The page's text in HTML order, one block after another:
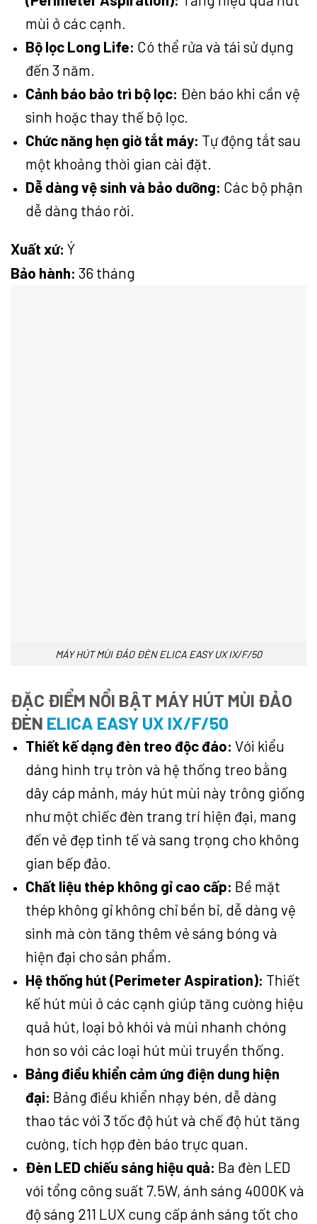
mùi ở các cạnh.
Bộ lọc Long Life: Có thể rửa và tái sử dụng
đến 3 năm.
Cảnh báo bảo trì bộ lọc: Đèn báo khi cần vệ
sinh hoặc thay thế bộ lọc.
Chức năng hẹn giờ tắt máy: Tự động tắt sau
một khoảng thời gian cài đặt.
Dễ dàng vệ sinh và bảo dưỡng: Các bộ phận
dễ dàng tháo rời.
Xuất xứ: Ý
Bảo hành: 36 tháng
MÁY HÚT MÙI ĐẢO ĐÈN ELICA EASY UX IX/F/50
ĐẶC ĐIỂM NỔI BẬT MÁY HÚT MÙI ĐẢO
ĐÈN ELICA EASY UX IX/F/50
Thiết kế dạng đèn treo độc đáo: Với kiểu
dáng hình trụ tròn và hệ thống treo bằng
dây cáp mảnh, máy hút mùi này trông giống
như một chiếc đèn trang trí hiện đại, mang
đến vẻ đẹp tinh tế và sang trọng cho không
gian bếp đảo.
Chất liệu thép không gỉ cao cấp: Bề mặt
thép không gỉ không chỉ bền bỉ, dễ dàng vệ
sinh mà còn tăng thêm vẻ sáng bóng và
hiện đại cho sản phẩm.
Hệ thống hút (Perimeter Aspiration): Thiết
kế hút mùi ở các cạnh giúp tăng cường hiệu
quả hút, loại bỏ khói và mùi nhanh chóng
hơn so với các loại hút mùi truyền thống.
Bảng điều khiển cảm ứng điện dung hiện
đại: Bảng điều khiển nhạy bén, dễ dàng
thao tác với 3 tốc độ hút và chế độ hút tăng
cường, tích hợp đèn báo trực quan.
Đèn LED chiếu sáng hiệu quả: Ba đèn LED
với tổng công suất 7.5W, ánh sáng 4000K và
độ sáng 211 LUX cung cấp ánh sáng tốt cho